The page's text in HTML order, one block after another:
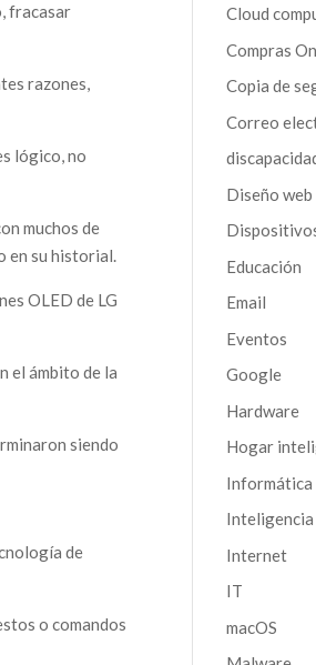
fracasar
razones,
lógico, no
muchos de
en su historial.
OLED de LG
el ámbito de la
siendo
de
o comandos
Cloud
Compras
Copia de
Correo
Diseño web
Educación
Email
Eventos
Google
Hardware
Hogar
Informática
Internet
IT
macOS